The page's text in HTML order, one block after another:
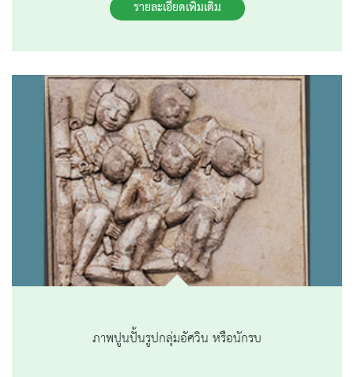
รายละเอียดเพิ่มเติม
ภาพปูนปั้นรูปกลุ่มอัศวิน หรือนักรบ